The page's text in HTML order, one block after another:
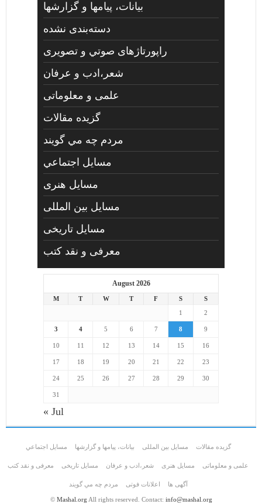
بیانات، پیامها و گزارشها
دسته‌بندی نشده
راپورتاژهای صوتي و تصويری
شعر،ادب و عرفان
علمی و معلوماتی
گزیده مقالات
مردم چه مي گويند
مسايل اجتماعي
مسايل هنری
مسایل بین المللی
مسایل تاریخی
معرفی و نقد کتب
August 2026
M T W T F S
S
1
2
3 4 5 6 7 8 9
10 11 12 13 14 15 16
17 18 19 20 21 22 23
24 25 26 27 28 29 30
31
« Jul
گزیده مقالات مسایل بین المللی بیانات، پیامها و گزارشها مسايل اجتماعي
علمی و معلوماتی مسايل هنری شعر،ادب و عرفان مسایل تاریخی معرفی و نقد کتب
آگهی ها اعلانات فوتی مردم چه مي گويند
© Mashal.org All rights reserved. Contact: info@mashal.org